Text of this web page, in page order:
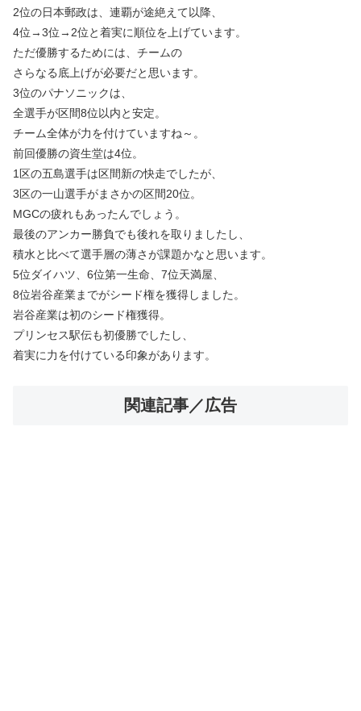
2位の日本郵政は、連覇が途絶えて以降、
4位→3位→2位と着実に順位を上げています。
ただ優勝するためには、チームの
さらなる底上げが必要だと思います。
3位のパナソニックは、
全選手が区間8位以内と安定。
チーム全体が力を付けていますね～。
前回優勝の資生堂は4位。
1区の五島選手は区間新の快走でしたが、
3区の一山選手がまさかの区間20位。
MGCの疲れもあったんでしょう。
最後のアンカー勝負でも後れを取りましたし、
積水と比べて選手層の薄さが課題かなと思います。
5位ダイハツ、6位第一生命、7位天満屋、
8位岩谷産業までがシード権を獲得しました。
岩谷産業は初のシード権獲得。
プリンセス駅伝も初優勝でしたし、
着実に力を付けている印象があります。
関連記事／広告